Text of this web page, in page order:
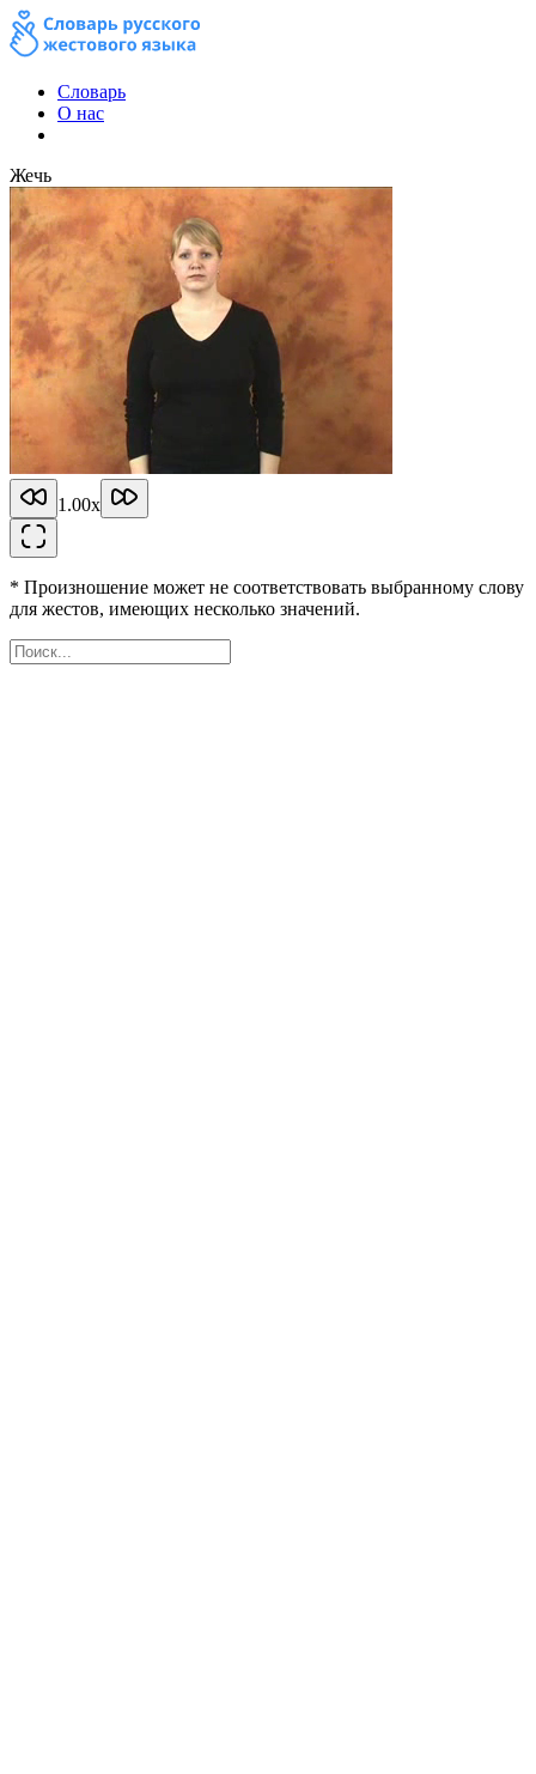
Словарь
О нас
Жечь
1.00x
* Произношение может не соответствовать выбранному слову
для жестов, имеющих несколько значений.